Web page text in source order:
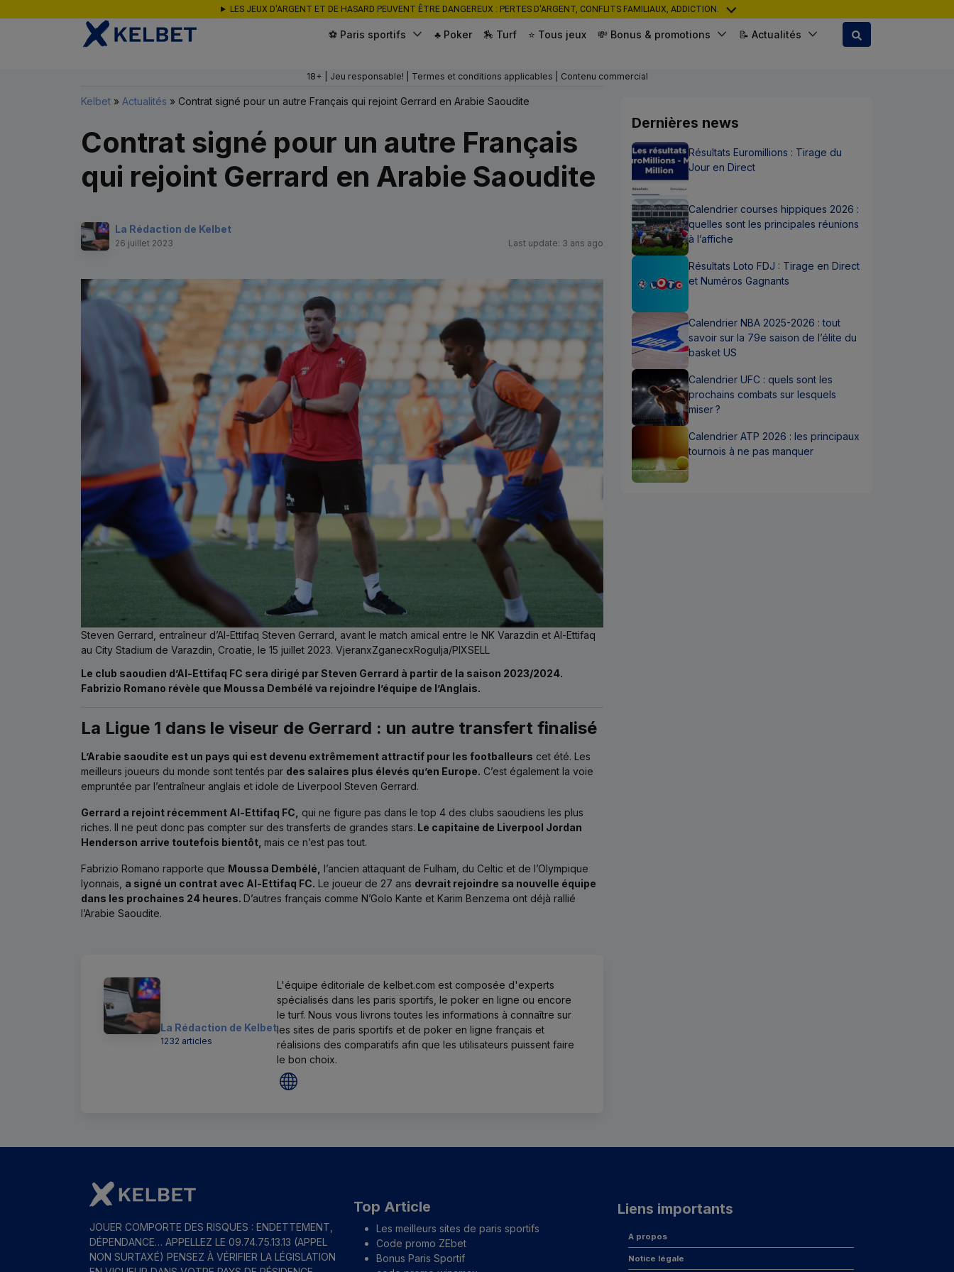
⚽ Paris sportifs ♣ Poker 🏇 Turf ⭐ Tous jeux 💸 Bonus & promotions 📝 Actualités
LES JEUX D'ARGENT ET DE HASARD PEUVENT ÊTRE DANGEREUX : PERTES D'ARGENT, CONFLITS FAMILIAUX, ADDICTION.
18+ | Jeu responsable! | Termes et conditions applicables | Contenu commercial
Kelbet » Actualités » Contrat signé pour un autre Français qui rejoint Gerrard en Arabie Saoudite
Contrat signé pour un autre Français
qui rejoint Gerrard en Arabie Saoudite
La Rédaction de Kelbet
26 juillet 2023 Last update: 3 ans ago
Steven Gerrard, entraîneur d’Al-Ettifaq Steven Gerrard, avant le match amical entre le NK Varazdin et Al-Ettifaq
au City Stadium de Varazdin, Croatie, le 15 juillet 2023. VjeranxZganecxRogulja/PIXSELL
Le club saoudien d’Al-Ettifaq FC sera dirigé par Steven Gerrard à partir de la saison 2023/2024.
Fabrizio Romano révèle que Moussa Dembélé va rejoindre l’équipe de l’Anglais.
La Ligue 1 dans le viseur de Gerrard : un autre transfert finalisé
L’Arabie saoudite est un pays qui est devenu extrêmement attractif pour les footballeurs cet été. Les
meilleurs joueurs du monde sont tentés par des salaires plus élevés qu’en Europe. C’est également la voie
empruntée par l’entraîneur anglais et idole de Liverpool Steven Gerrard.
Gerrard a rejoint récemment Al-Ettifaq FC,
qui ne figure pas dans le top 4 des clubs saoudiens les plus
riches. Il ne peut donc pas compter sur des transferts de grandes stars. Le capitaine de Liverpool Jordan
Henderson arrive toutefois bientôt, mais ce n’est pas tout.
Fabrizio Romano rapporte que Moussa Dembélé, l’ancien attaquant de Fulham, du Celtic et de l’Olympique
lyonnais, a signé un contrat avec Al-Ettifaq FC. Le joueur de 27 ans devrait rejoindre sa nouvelle équipe
dans les prochaines 24 heures. D’autres français comme N’Golo Kante et Karim Benzema ont déjà rallié
l’Arabie Saoudite.
La Rédaction de Kelbet
1232 articles
L'équipe éditoriale de kelbet.com est composée d'experts
spécialisés dans les paris sportifs, le poker en ligne ou encore
le turf. Nous vous livrons toutes les informations à connaître sur
les sites de paris sportifs et de poker en ligne français et
réalisions des comparatifs afin que les utilisateurs puissent faire
le bon choix.
Dernières news
Résultats Euromillions : Tirage du
Jour en Direct
Calendrier courses hippiques 2026 :
quelles sont les principales réunions
à l’affiche
Résultats Loto FDJ : Tirage en Direct
et Numéros Gagnants
Calendrier NBA 2025-2026 : tout
savoir sur la 79e saison de l’élite du
basket US
Calendrier UFC : quels sont les
prochains combats sur lesquels
miser ?
Calendrier ATP 2026 : les principaux
tournois à ne pas manquer
JOUER COMPORTE DES RISQUES : ENDETTEMENT,
DÉPENDANCE… APPELLEZ LE 09.74.75.13.13 (APPEL
NON SURTAXÉ) PENSEZ À VÉRIFIER LA LÉGISLATION
Top Article
Les meilleurs sites de paris sportifs
Code promo ZEbet
Bonus Paris Sportif
Liens importants
A propos
Notice légale